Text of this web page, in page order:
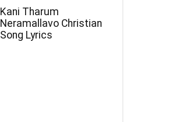
Kani Tharum
Neramallavo Christian
Song Lyrics